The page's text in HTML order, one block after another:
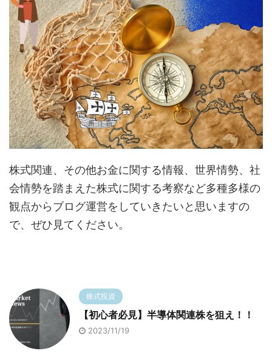
株式関連、その他お金に関する情報、世界情勢、社
会情勢を踏まえた株式に関する考察など多種多様の
観点からブログ運営をしていきたいと思いますの
で、ぜひ見てください。
株式投資
【初心者必見】半導体関連株を狙え！！
2023/11/19